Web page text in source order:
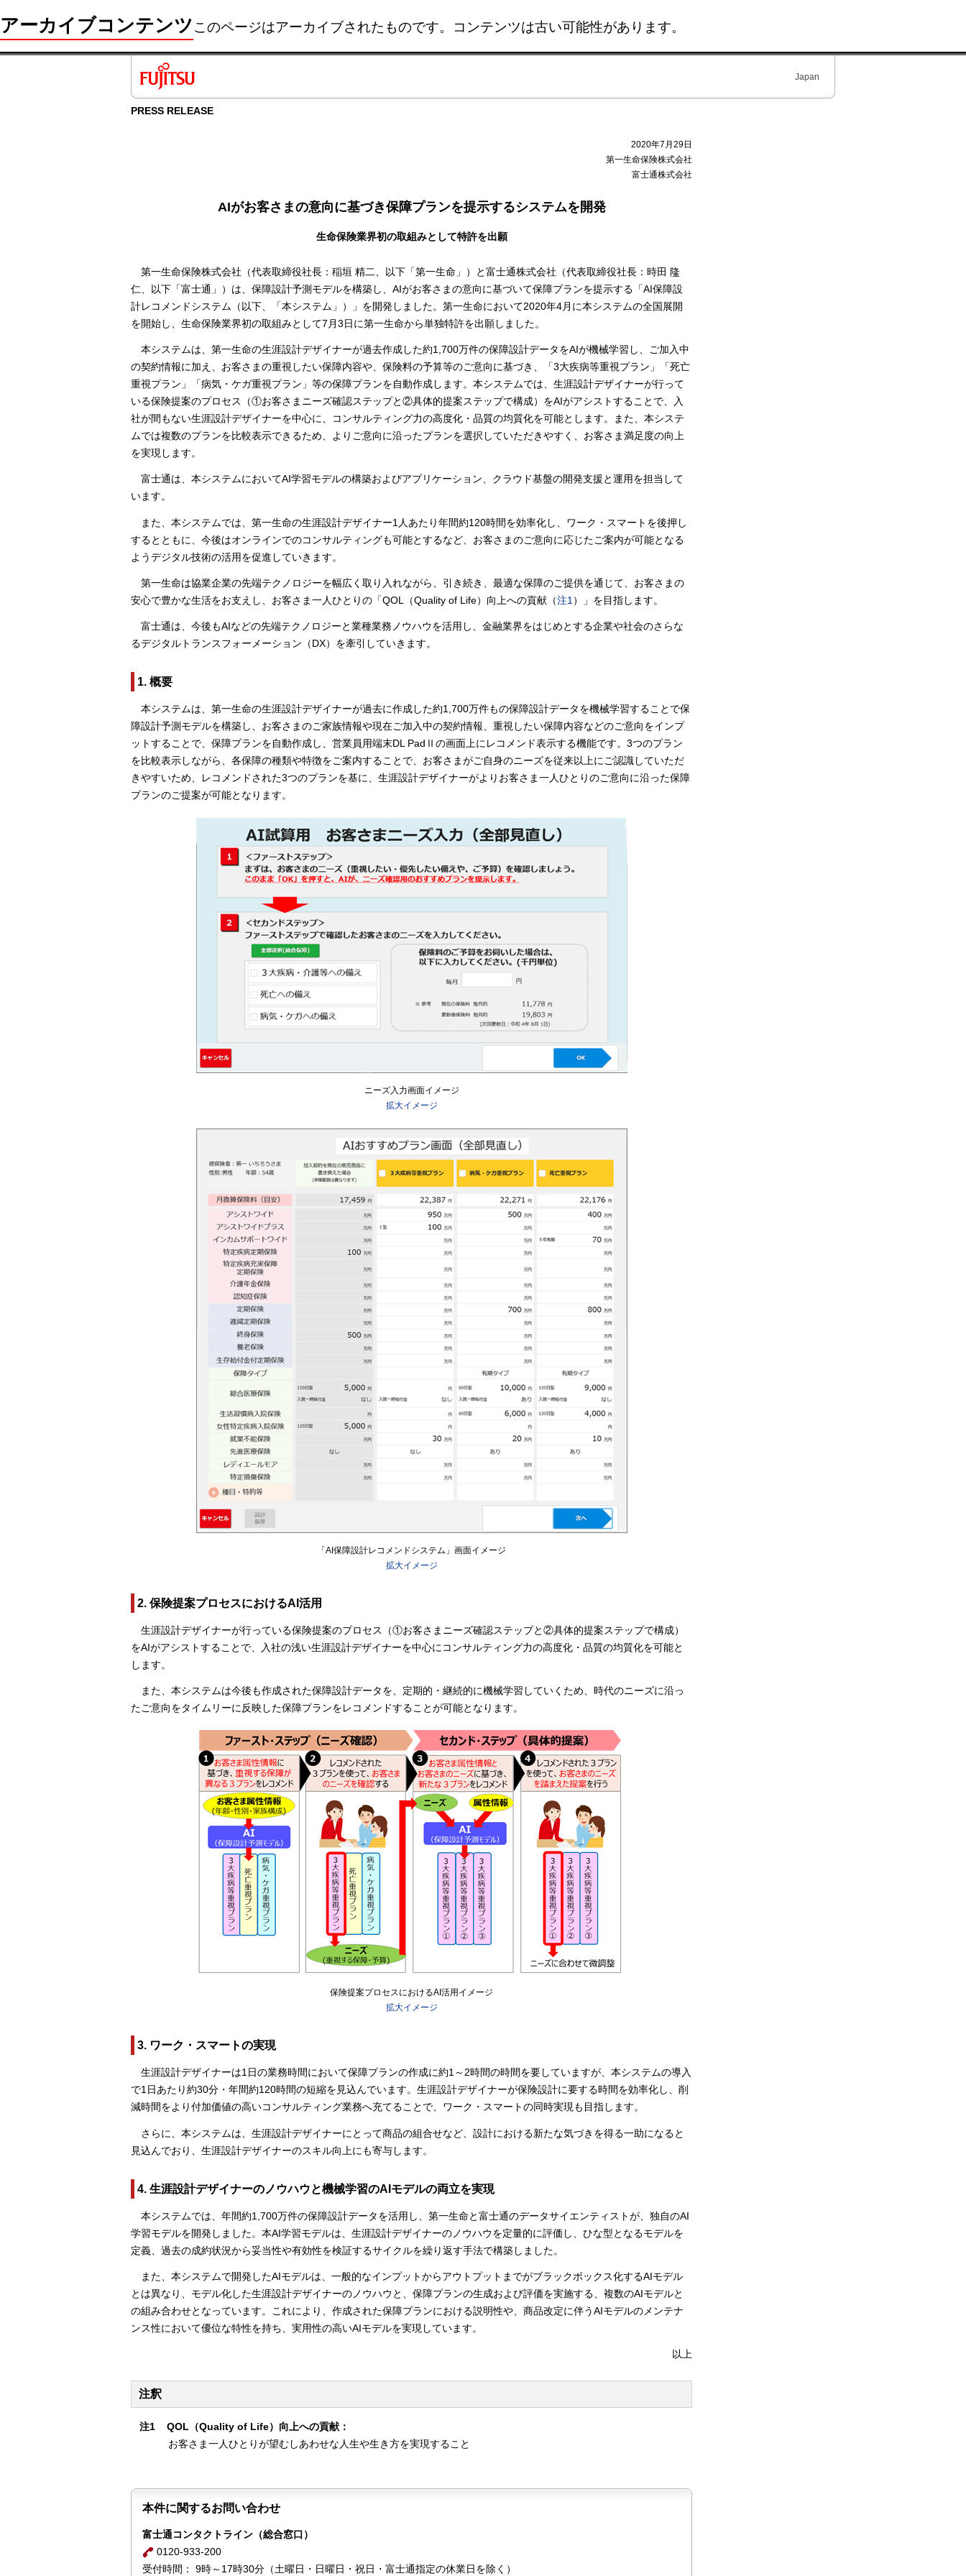
アーカイブコンテンツこのページはアーカイブされたものです。コンテンツは古い可能性があります。
Japan
PRESS RELEASE
2020年7月29日
第一生命保険株式会社
富士通株式会社
AIがお客さまの意向に基づき保障プランを提示するシステムを開発
生命保険業界初の取組みとして特許を出願
第一生命保険株式会社（代表取締役社長：稲垣 精二、以下「第一生命」）と富士通株式会社（代表取締役社長：時田 隆
仁、以下「富士通」）は、保障設計予測モデルを構築し、AIがお客さまの意向に基づいて保障プランを提示する「AI保障設
計レコメンドシステム（以下、「本システム」）」を開発しました。第一生命において2020年4月に本システムの全国展開
を開始し、生命保険業界初の取組みとして7月3日に第一生命から単独特許を出願しました。
本システムは、第一生命の生涯設計デザイナーが過去作成した約1,700万件の保障設計データをAIが機械学習し、ご加入中
の契約情報に加え、お客さまの重視したい保障内容や、保険料の予算等のご意向に基づき、「3大疾病等重視プラン」「死亡
重視プラン」「病気・ケガ重視プラン」等の保障プランを自動作成します。本システムでは、生涯設計デザイナーが行って
いる保険提案のプロセス（①お客さまニーズ確認ステップと②具体的提案ステップで構成）をAIがアシストすることで、入
社が間もない生涯設計デザイナーを中心に、コンサルティング力の高度化・品質の均質化を可能とします。また、本システ
ムでは複数のプランを比較表示できるため、よりご意向に沿ったプランを選択していただきやすく、お客さま満足度の向上
を実現します。
富士通は、本システムにおいてAI学習モデルの構築およびアプリケーション、クラウド基盤の開発支援と運用を担当して
います。
また、本システムでは、第一生命の生涯設計デザイナー1人あたり年間約120時間を効率化し、ワーク・スマートを後押し
するとともに、今後はオンラインでのコンサルティングも可能とするなど、お客さまのご意向に応じたご案内が可能となる
ようデジタル技術の活用を促進していきます。
第一生命は協業企業の先端テクノロジーを幅広く取り入れながら、引き続き、最適な保障のご提供を通じて、お客さまの
安心で豊かな生活をお支えし、お客さま一人ひとりの「QOL（Quality of Life）向上への貢献（注1 ）」を目指します。
富士通は、今後もAIなどの先端テクノロジーと業種業務ノウハウを活用し、金融業界をはじめとする企業や社会のさらな
るデジタルトランスフォーメーション（DX）を牽引していきます。
1. 概要
本システムは、第一生命の生涯設計デザイナーが過去に作成した約1,700万件もの保障設計データを機械学習することで保
障設計予測モデルを構築し、お客さまのご家族情報や現在ご加入中の契約情報、重視したい保障内容などのご意向をインプ
ットすることで、保障プランを自動作成し、営業員用端末DL PadⅡの画面上にレコメンド表示する機能です。3つのプラン
を比較表示しながら、各保障の種類や特徴をご案内することで、お客さまがご自身のニーズを従来以上にご認識していただ
きやすいため、レコメンドされた3つのプランを基に、生涯設計デザイナーがよりお客さま一人ひとりのご意向に沿った保障
プランのご提案が可能となります。
ニーズ入力画面イメージ
拡大イメージ
「AI保障設計レコメンドシステム」画面イメージ
拡大イメージ
2. 保険提案プロセスにおけるAI活用
生涯設計デザイナーが行っている保険提案のプロセス（①お客さまニーズ確認ステップと②具体的提案ステップで構成）
をAIがアシストすることで、入社の浅い生涯設計デザイナーを中心にコンサルティング力の高度化・品質の均質化を可能と
します。
また、本システムは今後も作成された保障設計データを、定期的・継続的に機械学習していくため、時代のニーズに沿っ
たご意向をタイムリーに反映した保障プランをレコメンドすることが可能となります。
保険提案プロセスにおけるAI活用イメージ
拡大イメージ
3. ワーク・スマートの実現
生涯設計デザイナーは1日の業務時間において保障プランの作成に約1～2時間の時間を要していますが、本システムの導入
で1日あたり約30分・年間約120時間の短縮を見込んでいます。生涯設計デザイナーが保険設計に要する時間を効率化し、削
減時間をより付加価値の高いコンサルティング業務へ充てることで、ワーク・スマートの同時実現も目指します。
さらに、本システムは、生涯設計デザイナーにとって商品の組合せなど、設計における新たな気づきを得る一助になると
見込んでおり、生涯設計デザイナーのスキル向上にも寄与します。
4. 生涯設計デザイナーのノウハウと機械学習のAIモデルの両立を実現
本システムでは、年間約1,700万件の保障設計データを活用し、第一生命と富士通のデータサイエンティストが、独自のAI
学習モデルを開発しました。本AI学習モデルは、生涯設計デザイナーのノウハウを定量的に評価し、ひな型となるモデルを
定義、過去の成約状況から妥当性や有効性を検証するサイクルを繰り返す手法で構築しました。
また、本システムで開発したAIモデルは、一般的なインプットからアウトプットまでがブラックボックス化するAIモデル
とは異なり、モデル化した生涯設計デザイナーのノウハウと、保障プランの生成および評価を実施する、複数のAIモデルと
の組み合わせとなっています。これにより、作成された保障プランにおける説明性や、商品改定に伴うAIモデルのメンテナ
ンス性において優位な特性を持ち、実用性の高いAIモデルを実現しています。
以上
注釈
注1
QOL（Quality of Life）向上への貢献：
お客さま一人ひとりが望むしあわせな人生や生き方を実現すること
本件に関するお問い合わせ
富士通コンタクトライン（総合窓口）
0120-933-200
受付時間： 9時～17時30分（土曜日・日曜日・祝日・富士通指定の休業日を除く）